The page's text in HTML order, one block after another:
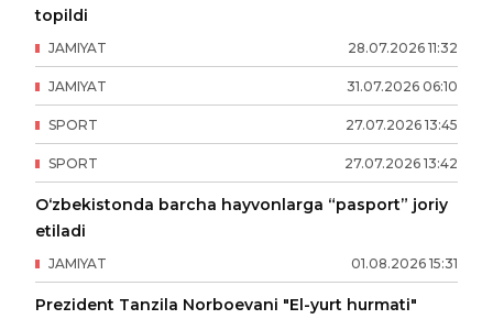
topildi
28.07.2026 11:32
JAMIYAT
31.07.2026 06:10
JAMIYAT
27.07.2026 13:45
SPORT
27.07.2026 13:42
SPORT
O‘zbekistonda barcha hayvonlarga “pasport” joriy
etiladi
01.08.2026 15:31
JAMIYAT
Prezident Tanzila Norboevani "El-yurt hurmati"